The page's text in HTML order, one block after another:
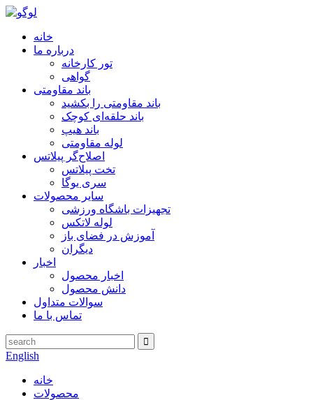
خانه
درباره ما
تور کارخانه
گواهی
باند مقاومتی
باند مقاومتی را بکشید
باند حلقه‌ای کوچک
باند هیپ
لوله مقاومتی
اصلاح‌گر پیلاتس
تخت پیلاتس
سری یوگا
سایر محصولات
تجهیزات باشگاه ورزشی
لوله لاتکس
آموزش در فضای باز
دیگران
اخبار
اخبار محصول
دانش محصول
سوالات متداول
تماس با ما
English
خانه
محصولات